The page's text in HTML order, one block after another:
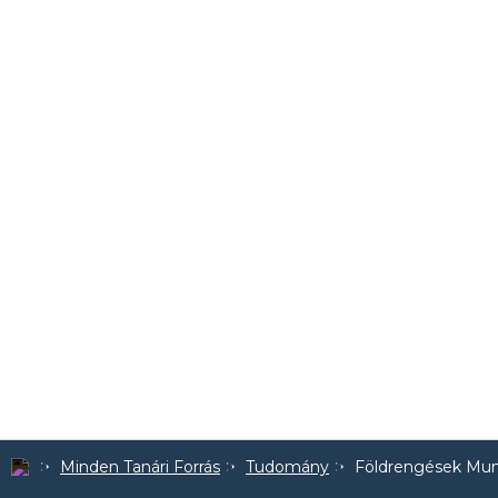
Minden Tanári Forrás Tudomány Földrengések